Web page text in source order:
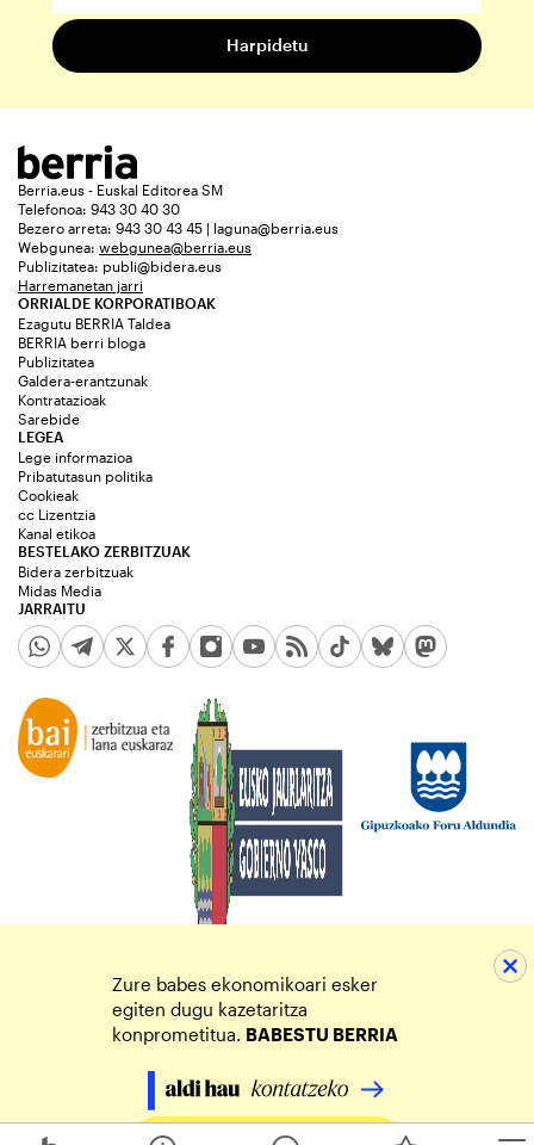
Berria.eus - Euskal Editorea SM
Telefonoa: 943 30 40 30
Bezero arreta: 943 30 43 45 | laguna@berria.eus
Webgunea: webgunea@berria.eus
Publizitatea: publi@bidera.eus
Harremanetan jarri
ORRIALDE KORPORATIBOAK
Ezagutu BERRIA Taldea
BERRIA berri bloga
Publizitatea
Galdera-erantzunak
Kontratazioak
Sarebide
JARRAITU
LEGEA
Lege informazioa
Pribatutasun politika
Cookieak
cc Lizentzia
Kanal etikoa
BESTELAKO ZERBITZUAK
Bidera zerbitzuak
Midas Media
Zure babes ekonomikoari esker
egiten dugu kazetaritza
konprometitua. BABESTU BERRIA